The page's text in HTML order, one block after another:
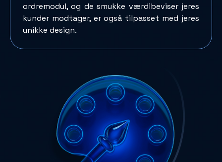
ordremodul, og de smukke værdibeviser jeres
kunder modtager, er også tilpasset med jeres
unikke design.